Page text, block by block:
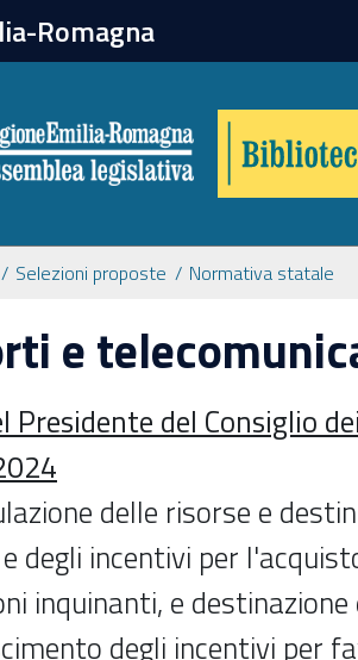
Romagna
Selezioni proposte Normativa statale
e
Presidente del Consiglio
delle risorse e
degli incentivi per
inquinanti, e
degli incentivi per